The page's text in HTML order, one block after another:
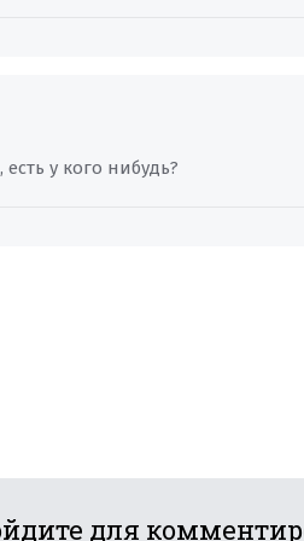
у кого нибудь?
для